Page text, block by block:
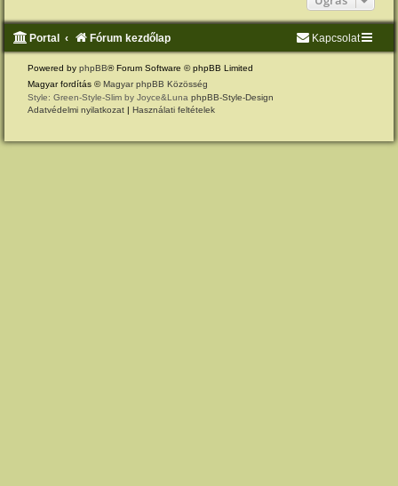
Portal Fórum kezdőlap Kapcsolat
Powered by phpBB® Forum Software © phpBB Limited
Magyar fordítás ©Magyar phpBB Közösség
Style: Green-Style-Slim by Joyce&Luna phpBB-Style-Design
Adatvédelmi nyilatkozat | Használati feltételek